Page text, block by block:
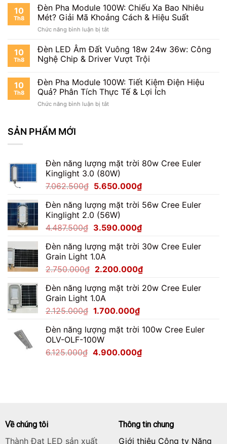
Thuật
|
Hướng
Dẫn
Bước
Chi
Pha
Module
100W
220V:
Sáng
Mạnh
Bỉ
Mọi
Trình
10
Th8
Đèn Pha Module 100W: Chiếu Xa Bao Nhiêu
Mét? Giải Mã Khoảng Cách & Hiệu Suất
Chức năng bình luận bị tắtở
Pha
Module
100W:
Xa
Bao
Nhiêu
Mét?
Suất
10
Th8
Đèn LED Âm Đất Vuông 18w 24w 36w: Công
Nghệ Chip & Driver Vượt Trội
10
Th8
Đèn Pha Module 100W: Tiết Kiệm Điện Hiệu
Quả? Phân Tích Thực Tế & Lợi Ích
Chức năng bình luận bị tắtở
Điện
Hiệu
Phân
Thực
Tế
&
Lợi
SẢN PHẨM MỚI
Đèn năng lượng mặt trời 80w Cree Euler
Kinglight 3.0 (80W)
7.062.500₫ Giá
là:
7.062.500₫.
5.650.000₫Giá
tại
5.650.000₫.
Đèn năng lượng mặt trời 56w Cree Euler
Kinglight 2.0 (56W)
4.487.500₫ Giá
là:
4.487.500₫.
3.590.000₫Giá
tại
3.590.000₫.
Đèn năng lượng mặt trời 30w Cree Euler
Grain Light 1.0A
2.750.000₫ Giá
là:
2.750.000₫.
2.200.000₫Giá
tại
Đèn năng lượng mặt trời 20w Cree Euler
Grain Light 1.0A
2.125.000₫ Giá
là:
2.125.000₫.
1.700.000₫Giá
tại
1.700.000₫.
Đèn năng lượng mặt trời 100w Cree Euler
OLV-OLF-100W
6.125.000₫ Giá
4.900.000₫Giá
Về chúng tôi
Thành Đạt LED sản xuất
Thông tin chung
Giới thiệu Công ty Năng